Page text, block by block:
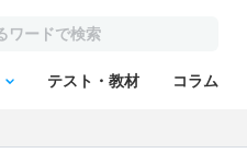
テスト・教材 コラム